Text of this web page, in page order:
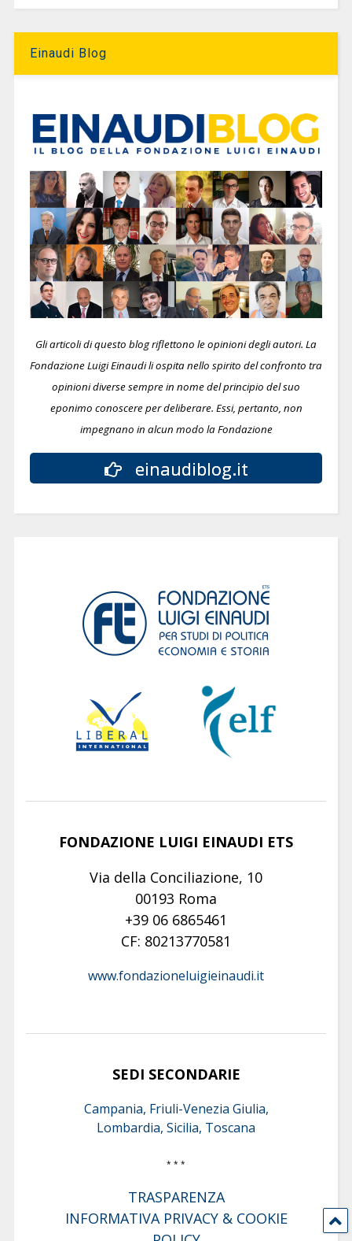
Einaudi Blog
Gli articoli di questo blog riflettono le opinioni degli autori. La
Fondazione Luigi Einaudi li ospita nello spirito del confronto tra
opinioni diverse sempre in nome del principio del suo
eponimo conoscere per deliberare. Essi, pertanto, non
impegnano in alcun modo la Fondazione
einaudiblog.it
FONDAZIONE LUIGI EINAUDI ETS
Via della Conciliazione, 10
00193 Roma
+39 06 6865461
CF: 80213770581
www.fondazioneluigieinaudi.it
SEDI SECONDARIE
Campania, Friuli-Venezia Giulia,
Lombardia, Sicilia, Toscana
* * *
TRASPARENZA
INFORMATIVA PRIVACY & COOKIE